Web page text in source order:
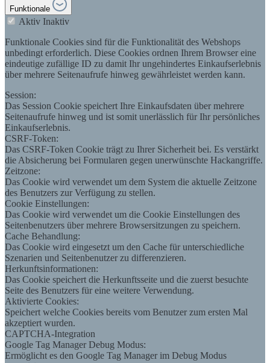
Funktionale
Aktiv Inaktiv
Funktionale Cookies sind für die Funktionalität des Webshops
unbedingt erforderlich. Diese Cookies ordnen Ihrem Browser eine
eindeutige zufällige ID zu damit Ihr ungehindertes Einkaufserlebnis
über mehrere Seitenaufrufe hinweg gewährleistet werden kann.
Session:
Das Session Cookie speichert Ihre Einkaufsdaten über mehrere
Seitenaufrufe hinweg und ist somit unerlässlich für Ihr persönliches
Einkaufserlebnis.
CSRF-Token:
Das CSRF-Token Cookie trägt zu Ihrer Sicherheit bei. Es verstärkt
die Absicherung bei Formularen gegen unerwünschte Hackangriffe.
Zeitzone:
Das Cookie wird verwendet um dem System die aktuelle Zeitzone
des Benutzers zur Verfügung zu stellen.
Cookie Einstellungen:
Das Cookie wird verwendet um die Cookie Einstellungen des
Seitenbenutzers über mehrere Browsersitzungen zu speichern.
Cache Behandlung:
Das Cookie wird eingesetzt um den Cache für unterschiedliche
Szenarien und Seitenbenutzer zu differenzieren.
Herkunftsinformationen:
Das Cookie speichert die Herkunftsseite und die zuerst besuchte
Seite des Benutzers für eine weitere Verwendung.
Aktivierte Cookies:
Speichert welche Cookies bereits vom Benutzer zum ersten Mal
akzeptiert wurden.
CAPTCHA-Integration
Google Tag Manager Debug Modus:
Ermöglicht es den Google Tag Manager im Debug Modus